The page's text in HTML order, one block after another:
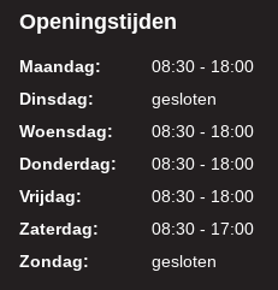
Openingstijden
Maandag:
08:30 - 18:00
Dinsdag:
gesloten
Woensdag:
08:30 - 18:00
Donderdag:
08:30 - 18:00
Vrijdag:
08:30 - 18:00
Zaterdag:
08:30 - 17:00
Zondag:
gesloten